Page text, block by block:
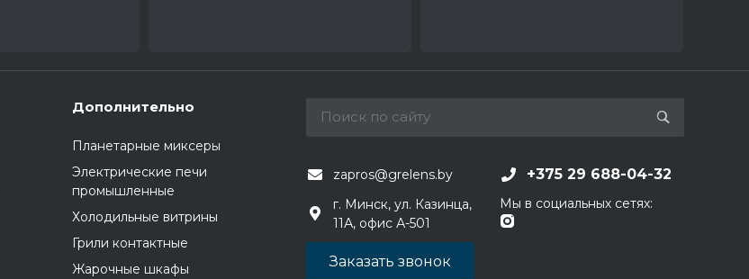
Дополнительно
Планетарные миксеры
Электрические печи
промышленные
Холодильные витрины
Грили контактные
Жарочные шкафы
zapros@grelens.by +375 29 688-04-32
г. Минск, ул. Казинца,
11А, офис А-501
Мы в социальных сетях:
Заказать звонок